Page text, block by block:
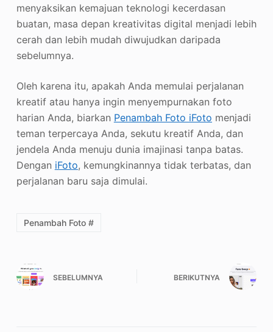
menyaksikan kemajuan teknologi kecerdasan
buatan, masa depan kreativitas digital menjadi lebih
cerah dan lebih mudah diwujudkan daripada
sebelumnya.
Oleh karena itu, apakah Anda memulai perjalanan
kreatif atau hanya ingin menyempurnakan foto
harian Anda, biarkan Penambah Foto iFoto menjadi
teman terpercaya Anda, sekutu kreatif Anda, dan
jendela Anda menuju dunia imajinasi tanpa batas.
Dengan iFoto, kemungkinannya tidak terbatas, dan
perjalanan baru saja dimulai.
Penambah Foto #
SEBELUMNYA BERIKUTNYA